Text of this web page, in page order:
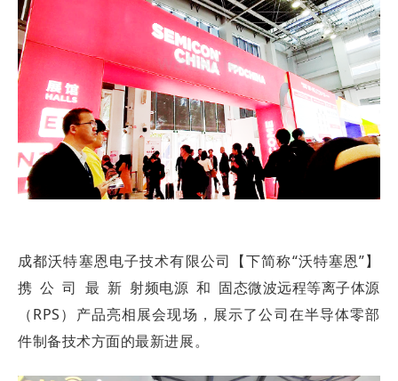
成都沃特塞恩电子技术有限公司【下简称“沃特塞恩”】
携公司最新 射频电源 和 固态微波远程等离子体源
（RPS）产品亮相展会现场，展示了公司在半导体零部
件制备技术方面的最新进展。